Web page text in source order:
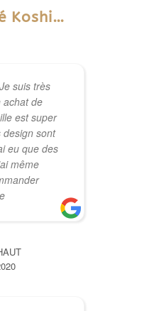
Koshi…
Je suis très
achat de
est super
design sont
eu que des
même